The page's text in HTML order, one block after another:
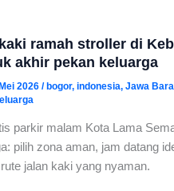
ramah stroller di
akhir pekan keluarga
2026 / bogor, indonesia, Jawa
parkir malam Kota Lama
pilih zona aman, jam datang
jalan kaki yang nyaman.